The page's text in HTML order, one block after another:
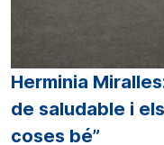
Herminia
de saludable i
coses bé”